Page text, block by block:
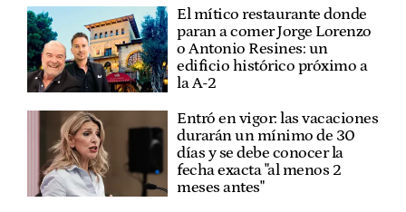
El mítico restaurante donde
paran a comer Jorge Lorenzo
o Antonio Resines: un
edificio histórico próximo a
la A-2
Entró en vigor: las vacaciones
durarán un mínimo de 30
días y se debe conocer la
fecha exacta "al menos 2
meses antes"